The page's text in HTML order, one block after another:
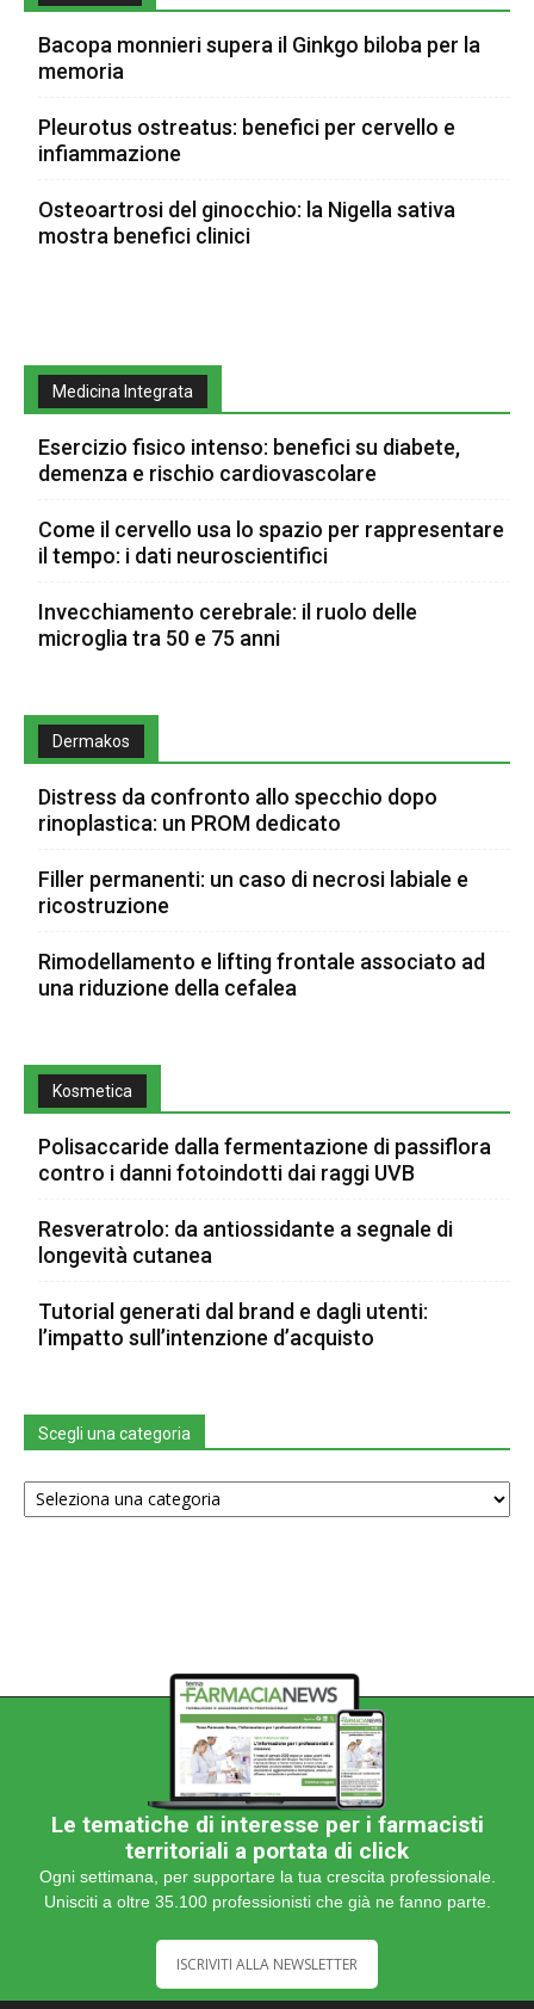
Bacopa monnieri supera il Ginkgo biloba per la
memoria
Pleurotus ostreatus: benefici per cervello e
infiammazione
Osteoartrosi del ginocchio: la Nigella sativa
mostra benefici clinici
Medicina Integrata
Esercizio fisico intenso: benefici su diabete,
demenza e rischio cardiovascolare
Come il cervello usa lo spazio per rappresentare
il tempo: i dati neuroscientifici
Invecchiamento cerebrale: il ruolo delle
microglia tra 50 e 75 anni
Dermakos
Distress da confronto allo specchio dopo
rinoplastica: un PROM dedicato
Filler permanenti: un caso di necrosi labiale e
ricostruzione
Rimodellamento e lifting frontale associato ad
una riduzione della cefalea
Kosmetica
Polisaccaride dalla fermentazione di passiflora
contro i danni fotoindotti dai raggi UVB
Resveratrolo: da antiossidante a segnale di
longevità cutanea
Tutorial generati dal brand e dagli utenti:
l’impatto sull’intenzione d’acquisto
Scegli una categoria
Scegli
una
Le tematiche di interesse per i farmacisti
territoriali a portata di click
Ogni settimana, per supportare la tua crescita professionale.
Unisciti a oltre 35.100 professionisti che già ne fanno parte.
ISCRIVITI ALLA NEWSLETTER